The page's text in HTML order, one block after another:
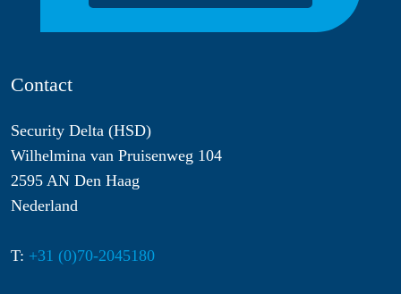
Contact
Security Delta (HSD)
Wilhelmina van Pruisenweg 104
2595 AN Den Haag
Nederland
T: +31 (0)70-2045180